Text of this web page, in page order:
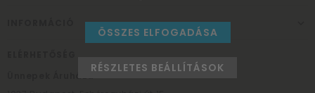
Ünnepek Áruháza
ÖSSZES ELFOGADÁSA
RÉSZLETES BEÁLLÍTÁSOK